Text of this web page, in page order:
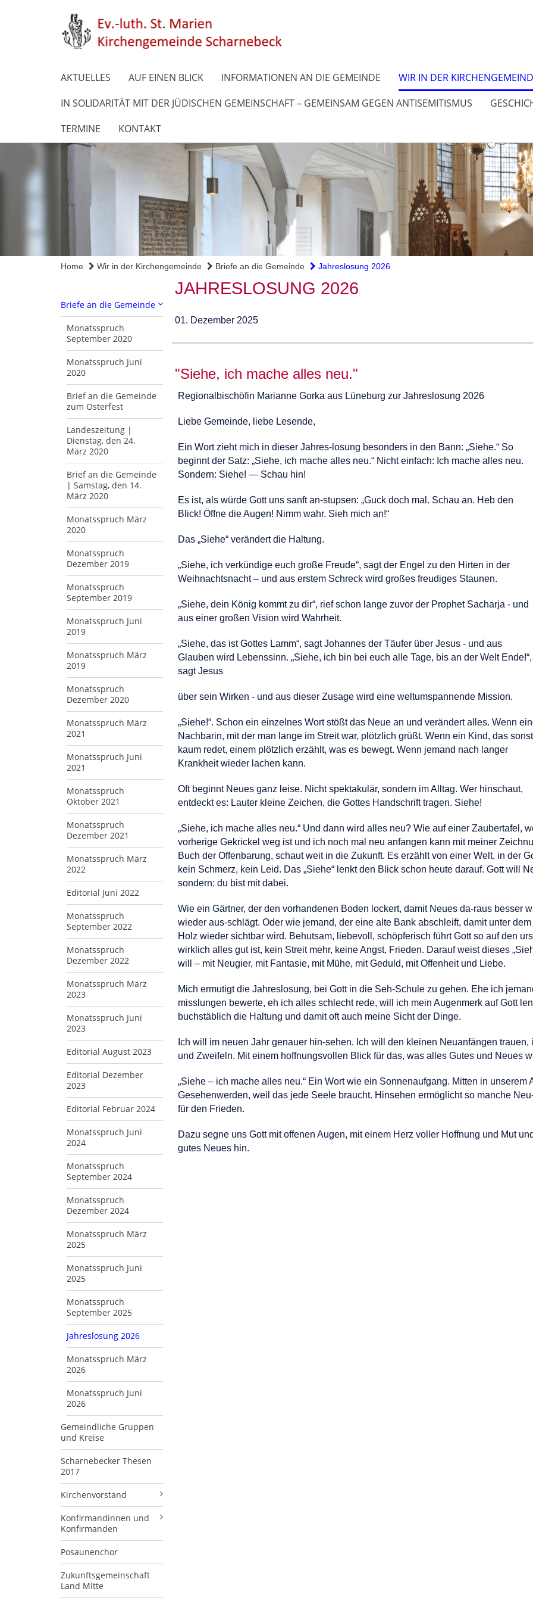
AKTUELLES AUF EINEN BLICK INFORMATIONEN AN DIE GEMEINDE
WIR IN DER
IN SOLIDARITÄT MIT DER JÜDISCHEN GEMEINSCHAFT – GEMEINSAM GEGEN ANTISEMITISMUS
TERMINE
KONTAKT
Home Wir in der Kirchengemeinde Briefe an die Gemeinde Jahreslosung 2026
Briefe an die Gemeinde
Monatsspruch
September 2020
Monatsspruch Juni
2020
Brief an die Gemeinde
zum Osterfest
Landeszeitung |
Dienstag, den 24.
März 2020
Brief an die Gemeinde
| Samstag, den 14.
März 2020
Monatsspruch März
2020
Monatsspruch
Dezember 2019
Monatsspruch
September 2019
Monatsspruch Juni
2019
Monatsspruch März
2019
Monatsspruch
Dezember 2020
Monatsspruch März
2021
Monatsspruch Juni
2021
Monatsspruch
Oktober 2021
Monatsspruch
Dezember 2021
Monatsspruch März
2022
Editorial Juni 2022
Monatsspruch
September 2022
Monatsspruch
Dezember 2022
Monatsspruch März
2023
Monatsspruch Juni
2023
Editorial August 2023
Editorial Dezember
2023
Editorial Februar 2024
Monatsspruch Juni
2024
Monatsspruch
September 2024
Monatsspruch
Dezember 2024
Monatsspruch März
2025
Monatsspruch Juni
2025
Monatsspruch
September 2025
Jahreslosung 2026
Monatsspruch März
2026
Monatsspruch Juni
2026
Gemeindliche Gruppen
und Kreise
Scharnebecker Thesen
2017
Kirchenvorstand
Konfirmandinnen und
Konfirmanden
Posaunenchor
Zukunftsgemeinschaft
Land Mitte
JAHRESLOSUNG 2026
01. Dezember 2025
"Siehe, ich mache alles neu."
Regionalbischöfin Marianne Gorka aus Lüneburg zur Jahreslosung 2026
Liebe Gemeinde, liebe Lesende,
Ein Wort zieht mich in dieser Jahres-losung besonders in den Bann: „Siehe.“ So
beginnt der Satz: „Siehe, ich mache alles neu.“ Nicht einfach: Ich mache alles neu.
Sondern: Siehe! — Schau hin!
Es ist, als würde Gott uns sanft an-stupsen: „Guck doch mal. Schau an. Heb den
Blick! Öffne die Augen! Nimm wahr. Sieh mich an!“
Das „Siehe“ verändert die Haltung.
„Siehe, ich verkündige euch große Freude“, sagt der Engel zu den Hirten in der
Weihnachtsnacht – und aus erstem Schreck wird großes freudiges Staunen.
„Siehe, dein König kommt zu dir“, rief schon lange zuvor der Prophet Sacharja - und
aus einer großen Vision wird Wahrheit.
„Siehe, das ist Gottes Lamm“, sagt Johannes der Täufer über Jesus - und aus
Glauben wird Lebenssinn. „Siehe, ich bin bei euch alle Tage, bis an der Welt Ende!“,
sagt Jesus
über sein Wirken - und aus dieser Zusage wird eine weltumspannende Mission.
„Siehe!“. Schon ein einzelnes Wort stößt das Neue an und verändert alles. Wenn
Nachbarin, mit der man lange im Streit war, plötzlich grüßt. Wenn ein Kind, das sonst
kaum redet, einem plötzlich erzählt, was es bewegt. Wenn jemand nach langer
Krankheit wieder lachen kann.
Oft beginnt Neues ganz leise. Nicht spektakulär, sondern im Alltag. Wer hinschaut,
entdeckt es: Lauter kleine Zeichen, die Gottes Handschrift tragen. Siehe!
„Siehe, ich mache alles neu.“ Und dann wird alles neu? Wie auf einer Zaubertafel,
vorherige Gekrickel weg ist und ich noch mal neu anfangen kann mit meiner
Buch der Offenbarung, schaut weit in die Zukunft. Es erzählt von einer Welt, in der
kein Schmerz, kein Leid. Das „Siehe“ lenkt den Blick schon heute darauf. Gott will
sondern: du bist mit dabei.
Wie ein Gärtner, der den vorhandenen Boden lockert, damit Neues da-raus besser
wieder aus-schlägt. Oder wie jemand, der eine alte Bank abschleift, damit unter
Holz wieder sichtbar wird. Behutsam, liebevoll, schöpferisch führt Gott so auf den
wirklich alles gut ist, kein Streit mehr, keine Angst, Frieden. Darauf weist dieses
will – mit Neugier, mit Fantasie, mit Mühe, mit Geduld, mit Offenheit und Liebe.
Mich ermutigt die Jahreslosung, bei Gott in die Seh-Schule zu gehen. Ehe ich
misslungen bewerte, eh ich alles schlecht rede, will ich mein Augenmerk auf Gott
buchstäblich die Haltung und damit oft auch meine Sicht der Dinge.
Ich will im neuen Jahr genauer hin-sehen. Ich will den kleinen Neuanfängen
und Zweifeln. Mit einem hoffnungsvollen Blick für das, was alles Gutes und Neues
„Siehe – ich mache alles neu.“ Ein Wort wie ein Sonnenaufgang. Mitten in unserem
Gesehenwerden, weil das jede Seele braucht. Hinsehen ermöglicht so manche
für den Frieden.
Dazu segne uns Gott mit offenen Augen, mit einem Herz voller Hoffnung und Mut
gutes Neues hin.